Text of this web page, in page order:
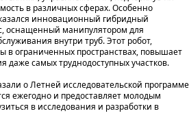
в различных сферах. Особенно
инновационный гибридный
оснащенный манипулятором для
внутри труб. Этот робот,
в ограниченных пространствах, повышает
даже самых труднодоступных участков.
о Летней исследовательской программе
ежегодно и предоставляет молодым
в исследования и разработки в